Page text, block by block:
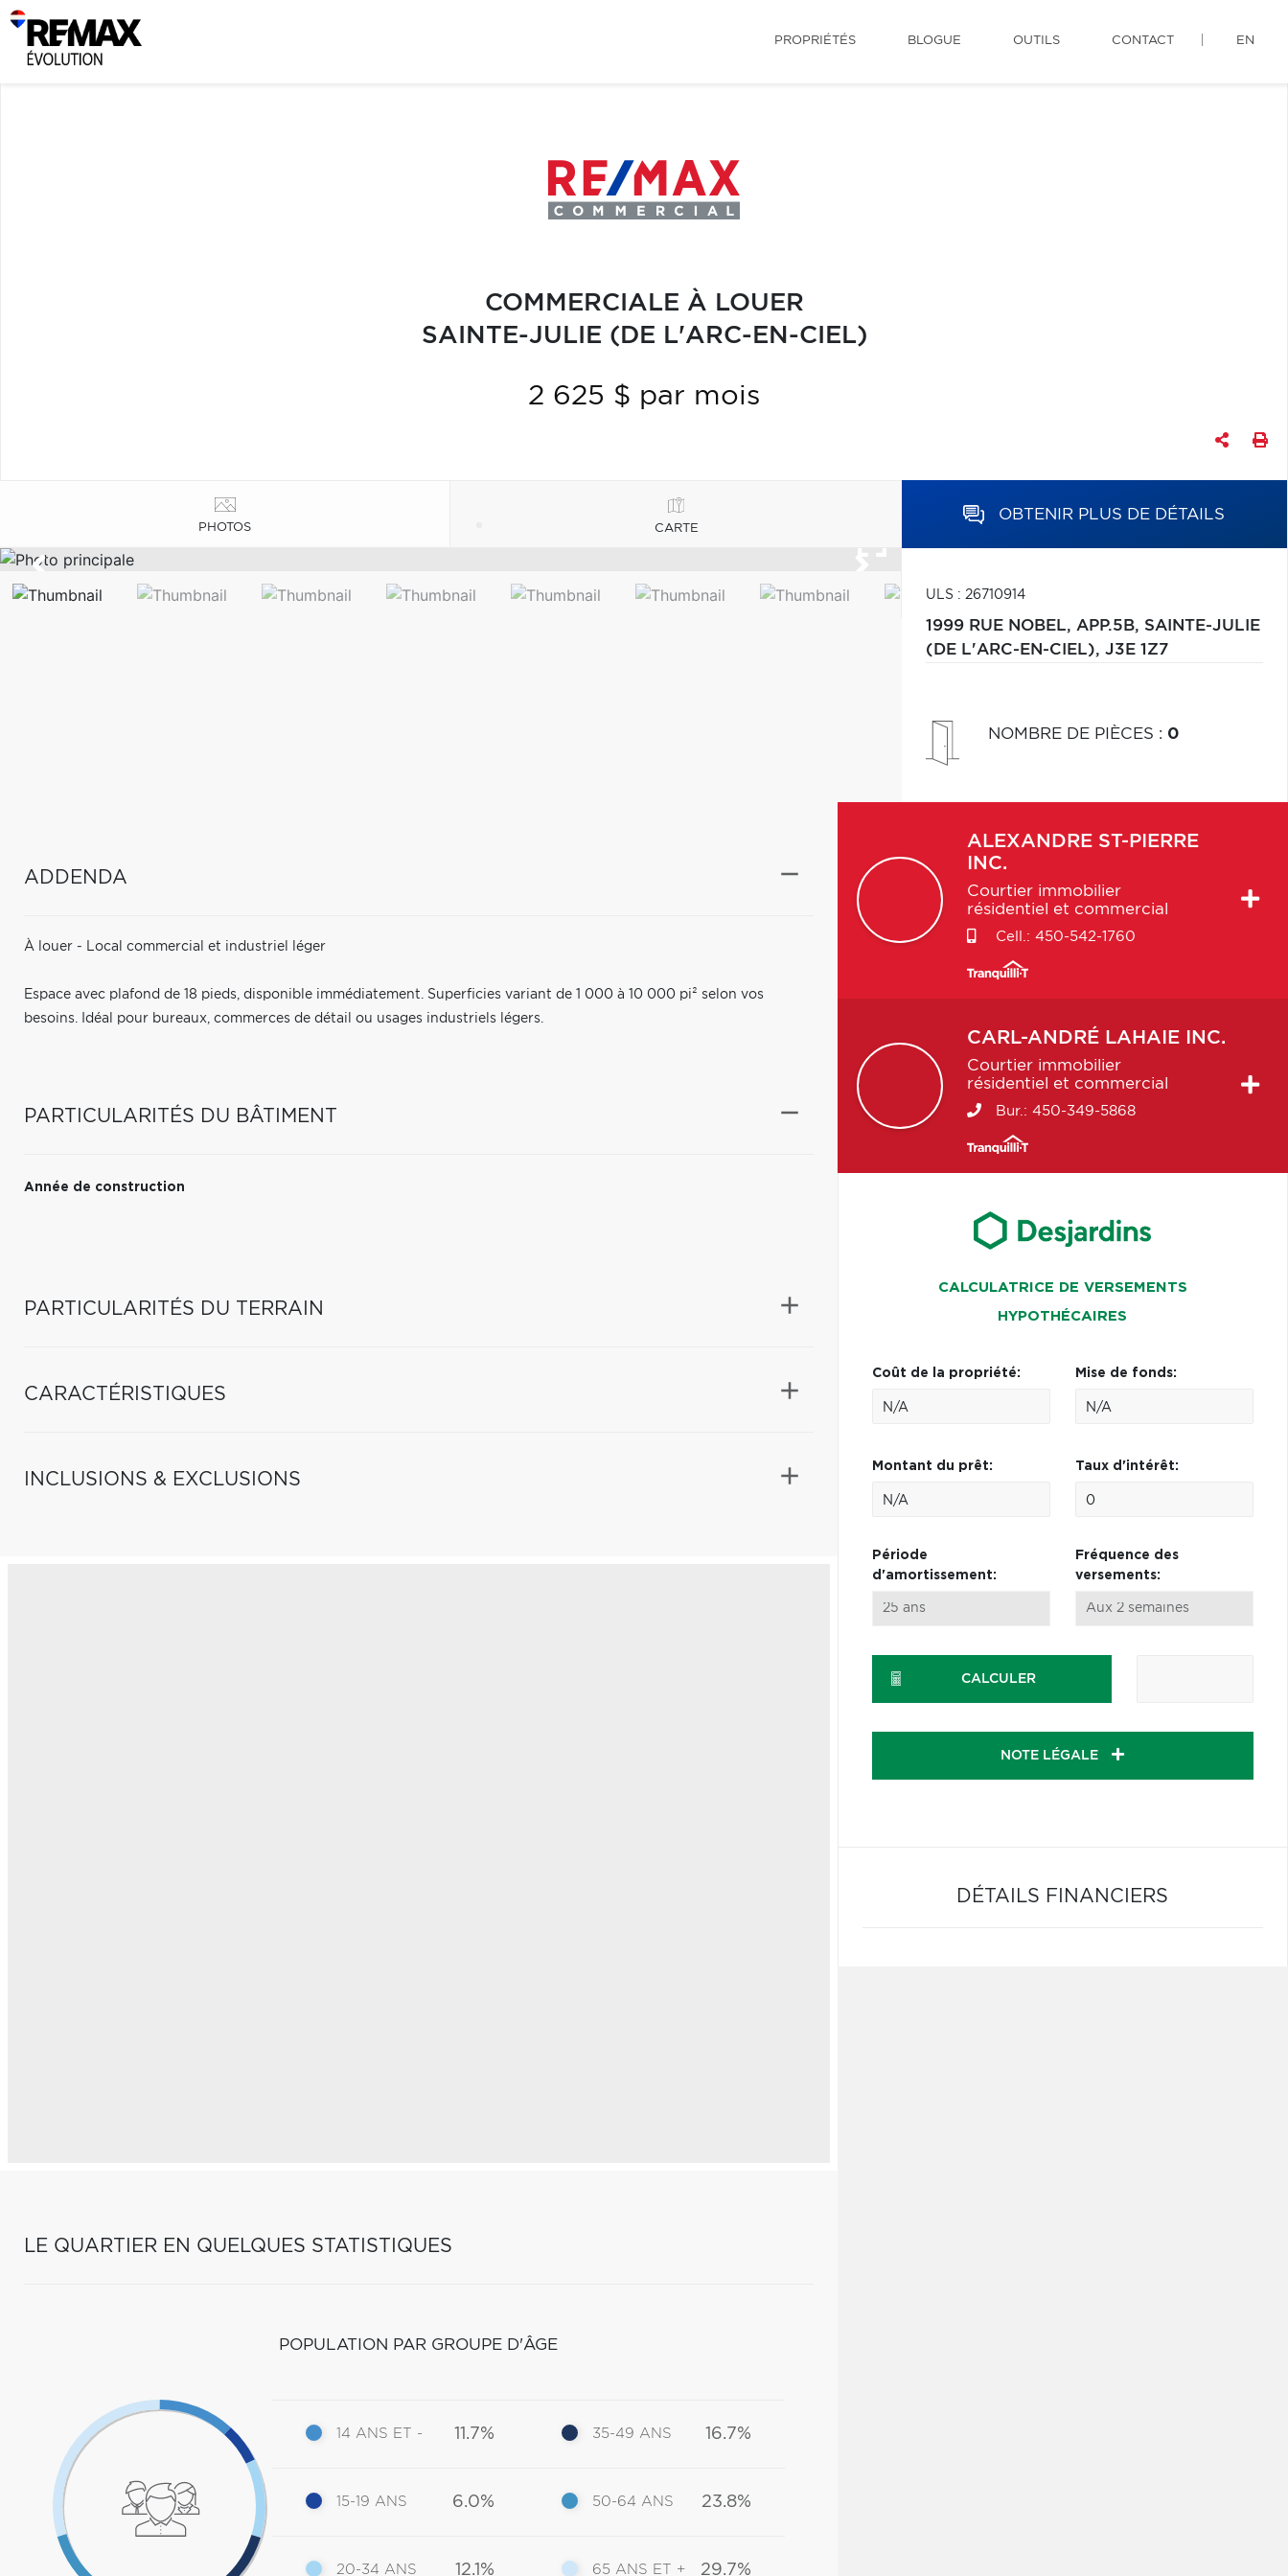
PROPRIÉTÉS BLOGUE OUTILS CONTACT EN
COMMERCIALE À LOUER
SAINTE-JULIE (DE L'ARC-EN-CIEL)
2 625 $ par mois
PHOTOS CARTE
OBTENIR PLUS DE DÉTAILS
ULS : 26710914
1999 RUE NOBEL, APP.5B, SAINTE-JULIE
(DE L'ARC-EN-CIEL), J3E 1Z7
NOMBRE DE PIÈCES : 0
ADDENDA
À louer - Local commercial et industriel léger
Espace avec plafond de 18 pieds, disponible immédiatement. Superficies variant de 1 000 à 10 000 pi² selon vos
besoins. Idéal pour bureaux, commerces de détail ou usages industriels légers.
PARTICULARITÉS DU BÂTIMENT
Année de construction
PARTICULARITÉS DU TERRAIN
CARACTÉRISTIQUES
INCLUSIONS & EXCLUSIONS
LE QUARTIER EN QUELQUES STATISTIQUES
POPULATION PAR GROUPE D'ÂGE
14 ANS ET - 11.7%
15-19 ANS 6.0%
20-34 ANS 12.1%
35-49 ANS 16.7%
50-64 ANS 23.8%
65 ANS ET + 29.7%
ALEXANDRE ST-PIERRE
INC.
Courtier immobilier
résidentiel et commercial
Cell.: 450-542-1760
CARL-ANDRÉ LAHAIE INC.
Courtier immobilier
résidentiel et commercial
Bur.: 450-349-5868
CALCULATRICE DE VERSEMENTS
HYPOTHÉCAIRES
Coût de la propriété: Mise de fonds:
Montant du prêt: Taux d'intérêt:
Période
d'amortissement:
Fréquence des
versements:
CALCULER
NOTE LÉGALE
DÉTAILS FINANCIERS